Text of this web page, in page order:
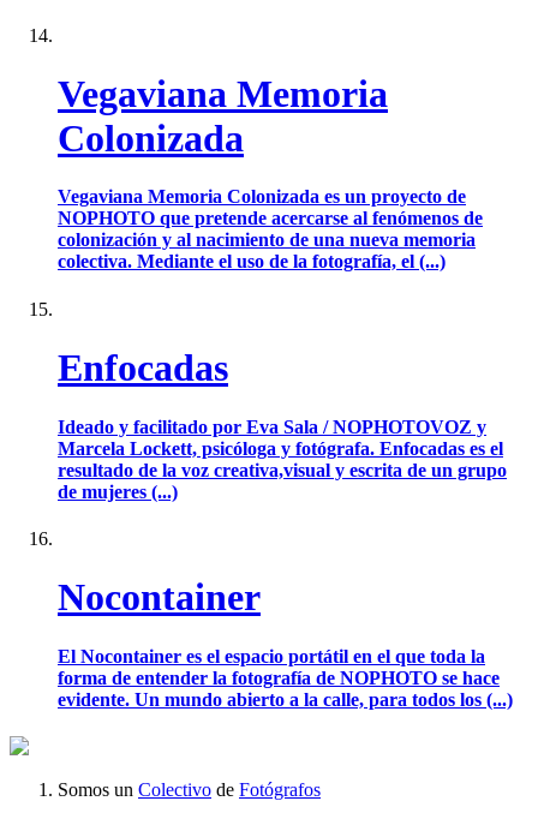
Vegaviana Memoria
Colonizada
Vegaviana Memoria Colonizada es un proyecto de
NOPHOTO que pretende acercarse al fenómenos de
colonización y al nacimiento de una nueva memoria
colectiva. Mediante el uso de la fotografía, el (...)
Enfocadas
Ideado y facilitado por Eva Sala / NOPHOTOVOZ y
Marcela Lockett, psicóloga y fotógrafa. Enfocadas es el
resultado de la voz creativa,visual y escrita de un grupo
de mujeres (...)
Nocontainer
El Nocontainer es el espacio portátil en el que toda la
forma de entender la fotografía de NOPHOTO se hace
evidente. Un mundo abierto a la calle, para todos los (...)
Somos un Colectivo de Fotógrafos